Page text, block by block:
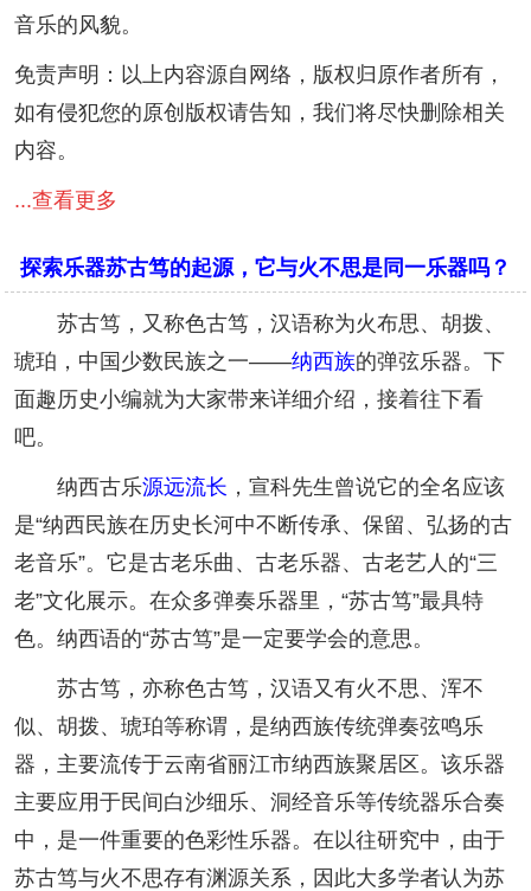
音乐的风貌。
免责声明：以上内容源自网络，版权归原作者所有，
如有侵犯您的原创版权请告知，我们将尽快删除相关
内容。
...查看更多
探索乐器苏古笃的起源，它与火不思是同一乐器吗？
苏古笃，又称色古笃，汉语称为火布思、胡拨、
琥珀，中国少数民族之一——纳西族的弹弦乐器。下
面趣历史小编就为大家带来详细介绍，接着往下看
吧。
纳西古乐源远流长 ，宣科先生曾说它的全名应该
是“纳西民族在历史长河中不断传承、保留、弘扬的古
老音乐”。它是古老乐曲、古老乐器、古老艺人的“三
老”文化展示。在众多弹奏乐器里，“苏古笃”最具特
色。纳西语的“苏古笃”是一定要学会的意思。
苏古笃，亦称色古笃，汉语又有火不思、浑不
似、胡拨、琥珀等称谓，是纳西族传统弹奏弦鸣乐
器，主要流传于云南省丽江市纳西族聚居区。该乐器
主要应用于民间白沙细乐、洞经音乐等传统器乐合奏
中，是一件重要的色彩性乐器。在以往研究中，由于
苏古笃与火不思存有渊源关系，因此大多学者认为苏